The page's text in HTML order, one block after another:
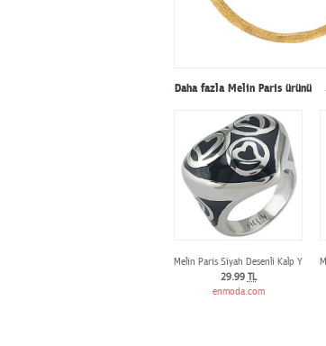
Daha fazla Melin Paris ürünü
Melin Paris Siyah Desenli Kalp Yüzük
29.99 TL
enmoda.com